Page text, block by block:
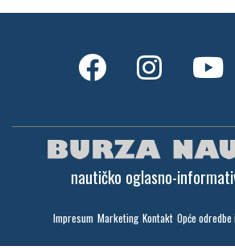
nautičko oglasno-
Impresum Marketing Kontakt Opće